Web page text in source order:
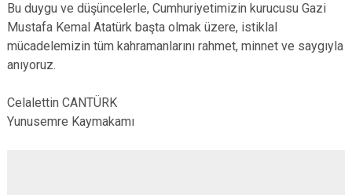
Bu duygu ve düşüncelerle, Cumhuriyetimizin kurucusu Gazi
Mustafa Kemal Atatürk başta olmak üzere, istiklal
mücadelemizin tüm kahramanlarını rahmet, minnet ve saygıyla
anıyoruz.
Celalettin CANTÜRK
Yunusemre Kaymakamı